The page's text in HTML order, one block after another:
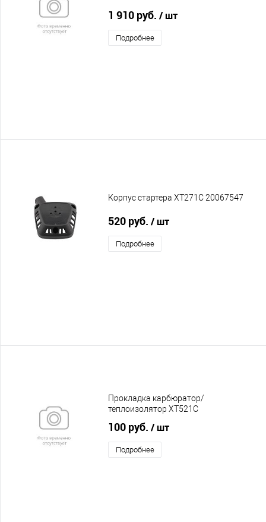
1 910 руб. / шт
Подробнее
Корпус стартера XT271C 20067547
520 руб. / шт
Подробнее
Прокладка карбюратор/
теплоизолятор XT521C
100 руб. / шт
Подробнее